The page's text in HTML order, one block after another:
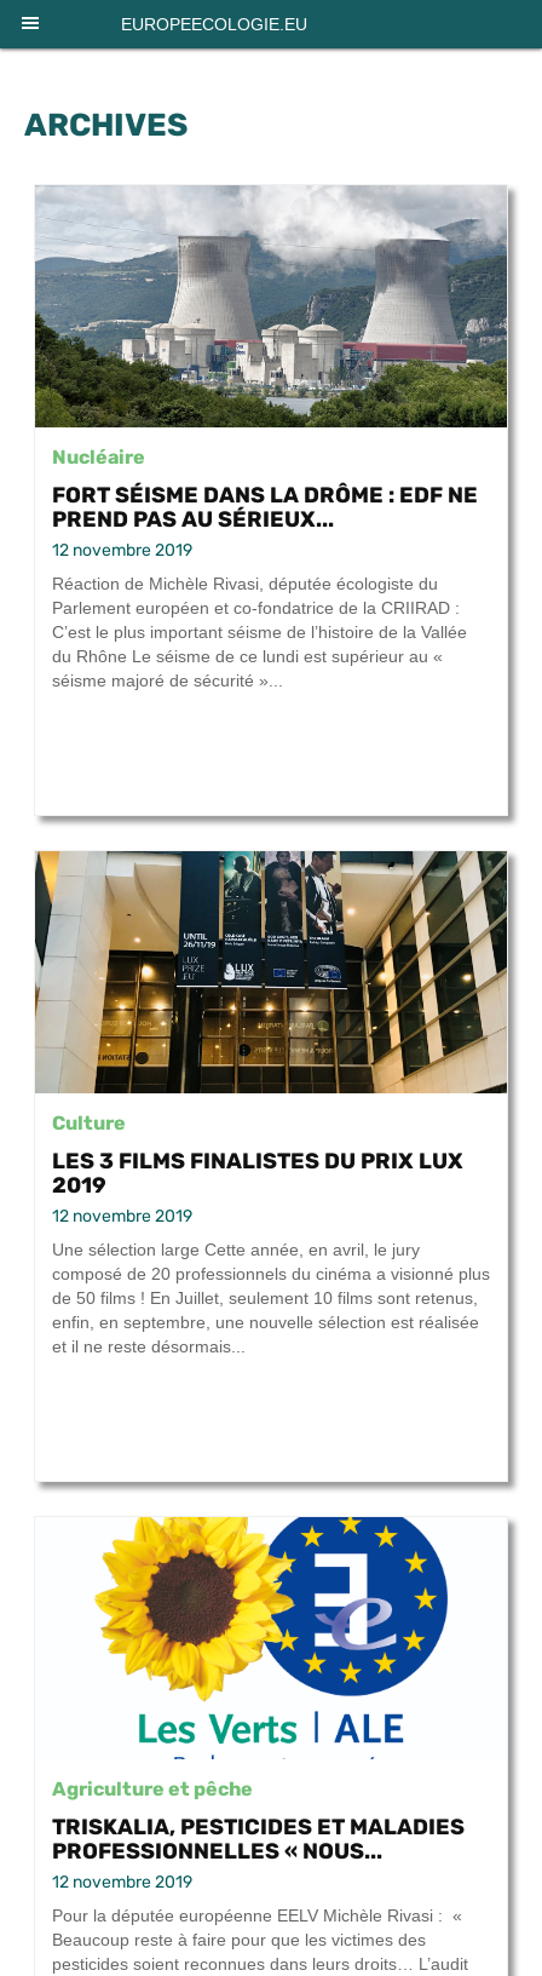
EUROPEECOLOGIE.EU
ARCHIVES
Nucléaire
FORT SÉISME DANS LA DRÔME : EDF NE
PREND PAS AU SÉRIEUX...
12 novembre 2019
Réaction de Michèle Rivasi, députée écologiste du
Parlement européen et co-fondatrice de la CRIIRAD :
C’est le plus important séisme de l’histoire de la Vallée
du Rhône Le séisme de ce lundi est supérieur au «
séisme majoré de sécurité »...
Culture
LES 3 FILMS FINALISTES DU PRIX LUX
2019
12 novembre 2019
Une sélection large Cette année, en avril, le jury
composé de 20 professionnels du cinéma a visionné plus
de 50 films ! En Juillet, seulement 10 films sont retenus,
enfin, en septembre, une nouvelle sélection est réalisée
et il ne reste désormais...
Agriculture et pêche
TRISKALIA, PESTICIDES ET MALADIES
PROFESSIONNELLES « NOUS...
12 novembre 2019
Pour la députée européenne EELV Michèle Rivasi : «
Beaucoup reste à faire pour que les victimes des
pesticides soient reconnues dans leurs droits… L’audit